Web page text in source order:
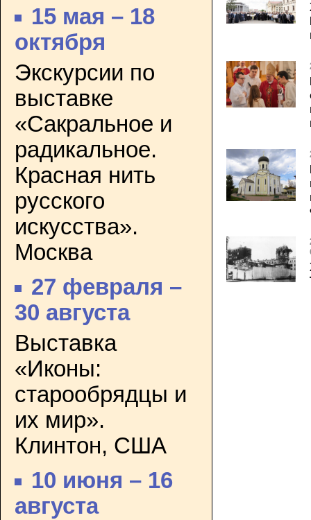
15 мая – 18
октября
Экскурсии по
выставке
«Сакральное и
радикальное.
Красная нить
русского
искусства».
Москва
27 февраля –
30 августа
Выставка
«Иконы:
старообрядцы и
их мир».
Клинтон, США
10 июня – 16
августа